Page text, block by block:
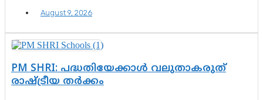
ഓപ്പറേഷനിൽ ആയങ്കി കുടുങ്ങി!
August 9, 2026
PM SHRI: പദ്ധതിയേക്കാൾ വലുതാകരുത്
രാഷ്ട്രീയ തർക്കം